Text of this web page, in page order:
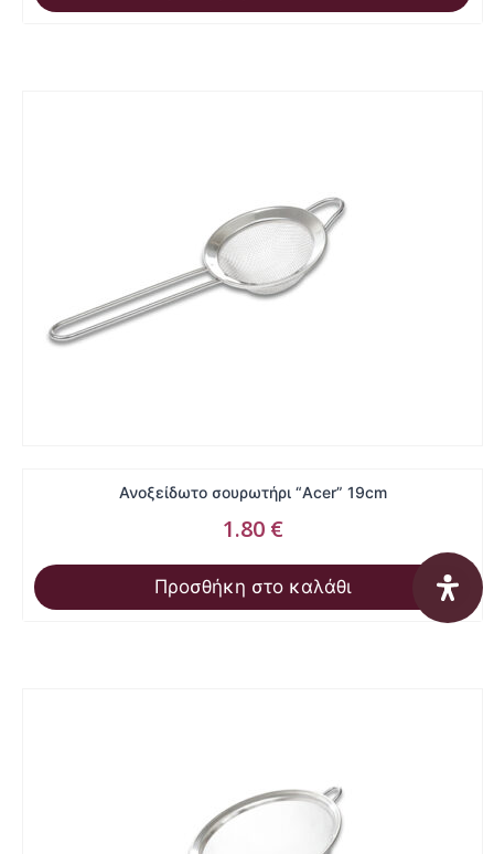
Ανοξείδωτο σουρωτήρι “Acer” 19cm
1.80 €
Προσθήκη στο καλάθι